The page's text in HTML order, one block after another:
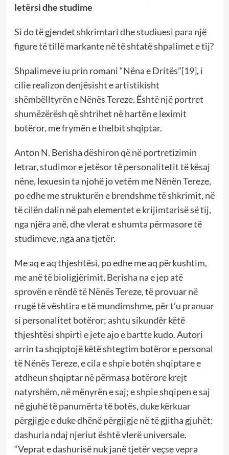
letërsi dhe studime
Si do të gjendet shkrimtari dhe studiuesi para një
figure të tillë markante në të shtatë shpalimet e tij?
Shpalimeve iu prin romani “Nëna e Dritës”[19],i
cilie realizon denjësisht e artistikisht
shëmbëlltyrën e Nënës Tereze. Është një portret
shumëzërësh që shtrihet në hartën e leximit
botëror, me frymën e thelbit shqiptar.
Anton N. Berisha dëshiron që në portretizimin
letrar, studimor e jetësor të personalitetit të kësaj
nëne, lexuesin ta njohë jo vetëm me Nënën Tereze,
po edhe me strukturën e brendshme të shkrimit, në
të cilën dalin në pah elementet e krijimtarisë së tij,
nga njëra anë, dhe vlerat e shumta përmasore të
studimeve, nga ana tjetër.
Me aq e aq thjeshtësi, po edhe me aq përkushtim,
me anë të bioligjërimit, Berisha na e jep atë
sprovën e rëndë të Nënës Tereze, të provuar në
rrugë të vështira e të mundimshme, për t’u pranuar
si personalitet botëror; ashtu sikundër këtë
thjeshtësi shpirti e jete ajo e bartte kudo. Autori
arrin ta shqiptojë këtë shtegtim botëror e personal
të Nënës Tereze, e cila e shpie botën shqiptare e
atdheun shqiptar në përmasa botërore krejt
natyrshëm, në mënyrën e saj; e shpie shqipen e saj
në gjuhë të panumërta të botës, duke kërkuar
përgjigje e duke dhënë përgjigje në të gjitha gjuhët:
dashuria ndaj njeriut është vlerë universale.
“Veprat e dashurisë nuk janë tjetër veçse vepra